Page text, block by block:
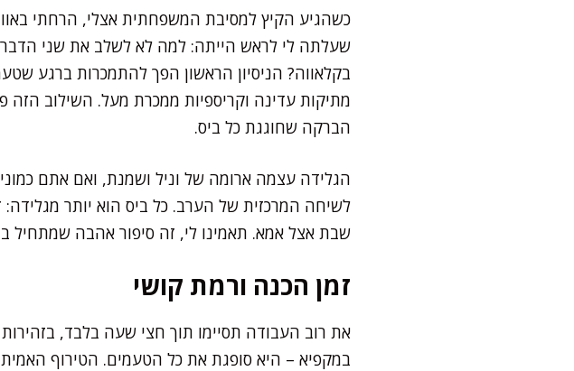
כשהגיע הקיץ למסיבת המשפחתית אצלי, הרחתי
שעלתה לי לראש הייתה: למה לא לשלב את שני
בקלאווה? הניסיון הראשון הפך להתמכרות ברגע
מתיקות עדינה וקריספיות ממכרת מעל. השילוב
הברקה שחוגגת כל ביס.
הגלידה עצמה ארומה של וניל ושמנת, ואם אתם
לשיחה המרכזית של הערב. כל ביס הוא יותר
שבת אצל אמא. תאמינו לי, זה סיפור אהבה שמתחיל
זמן הכנה ורמת קושי
במקפיא – היא סופגת את כל הטעמים. הטירוף